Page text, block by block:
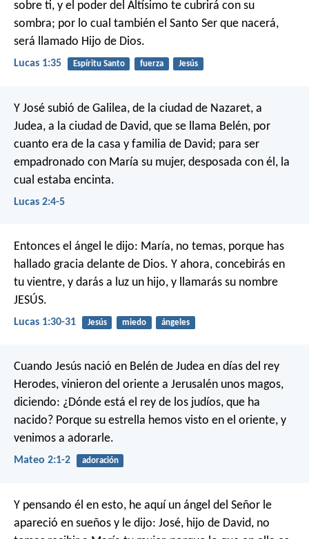
sobre ti, y el poder del Altísimo te cubrirá con su
sombra; por lo cual también el Santo Ser que nacerá,
será llamado Hijo de Dios.
Lucas 1:35 Espíritu Santo fuerza Jesús
Y José subió de Galilea, de la ciudad de Nazaret, a
Judea, a la ciudad de David, que se llama Belén, por
cuanto era de la casa y familia de David; para ser
empadronado con María su mujer, desposada con él, la
cual estaba encinta.
Lucas 2:4-5
Entonces el ángel le dijo: María, no temas, porque has
hallado gracia delante de Dios. Y ahora, concebirás en
tu vientre, y darás a luz un hijo, y llamarás su nombre
JESÚS.
Lucas 1:30-31 Jesús miedo ángeles
Cuando Jesús nació en Belén de Judea en días del rey
Herodes, vinieron del oriente a Jerusalén unos magos,
diciendo: ¿Dónde está el rey de los judíos, que ha
nacido? Porque su estrella hemos visto en el oriente, y
venimos a adorarle.
Mateo 2:1-2 adoración
Y pensando él en esto, he aquí un ángel del Señor le
apareció en sueños y le dijo: José, hijo de David, no